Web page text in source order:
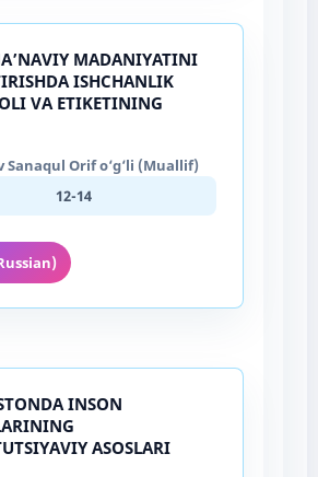
MADANIYATINI
ISHCHANLIK
VA ETIKETINING
Sanaqul Orif o‘g‘li (Muallif)
12-14
INSON
ASOSLARI